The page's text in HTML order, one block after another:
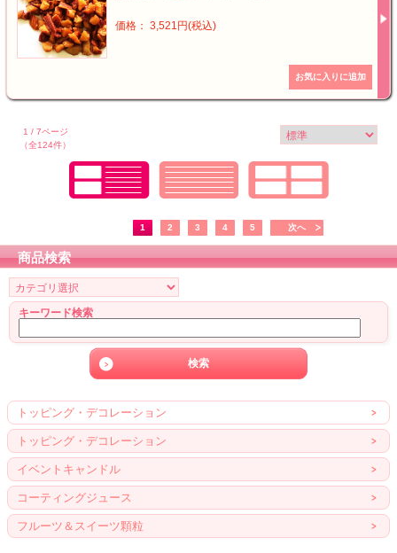
価格： 3,521円(税込)
1 / 7ページ
（全124件）
1 2 3 4 5 次へ
商品検索
キーワード検索
トッピング・デコレーション
トッピング・デコレーション
イベントキャンドル
コーティングジュース
フルーツ＆スイーツ顆粒